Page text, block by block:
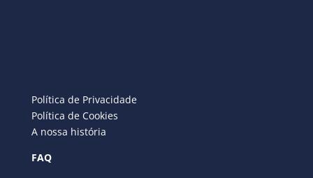
Política de Privacidade
Política de Cookies
A nossa história
FAQ